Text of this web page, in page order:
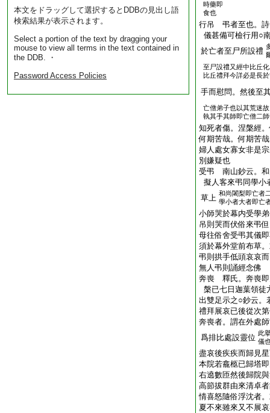
本文をドラッグして選択するとDDBの見出し語
検索結果が表示されます。
Select a portion of the text by dragging your
mouse to view all terms in the text contained in
the DDB. ・
Password Access Policies
時藥即
食也
行吊 弔者至也。詩
儀甚備可檢行用○
於亡者至尸所設禮
至尸設禮又經中比丘
比丘禮拜今詳必是長
手而慰問。然後至
亡僧弟子也以其荒迷
執其手其師即亡僧二
知死者傷。涅槃經
何期苦哉。何期苦
婦人處女寡女非是
別嫌疑也
受弔 南山鈔云。和
擬人客來弔同學小
草上 和尚闍梨即亡者
學小者大者即亡
小師哭於幕内受學
吊則哭而伏俗來弔
母往俗舍受弔其儀
須於幕外堂前布草
弔則拱手低頭哀哀
無人弔則誦經念佛
奔喪 釋氏。奔喪即
槃已七日迦葉領徒
出雙足示之○鈔云。
禮拜展哀已後從次
奔喪者。謂在外處
爲排比處設靈位 此
儀
盡哀後疾疾而歸見
本院若龕柩已歸塔
右遶數匝然後歸院
高節拔群由來清卓
情喜怒隨俗浮沈者
夏不來雖來又不展